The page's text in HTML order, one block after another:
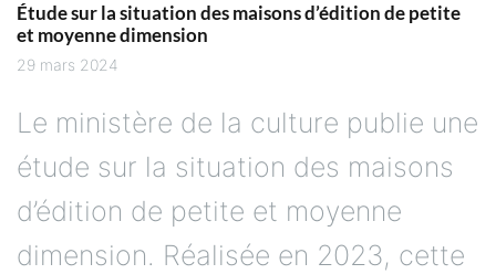
Étude sur la situation des maisons d’édition de petite
et moyenne dimension
29 mars 2024
Le ministère de la culture publie une
étude sur la situation des maisons
d’édition de petite et moyenne
dimension. Réalisée en 2023, cette